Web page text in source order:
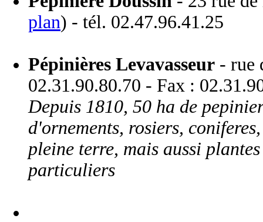
plan) - tél. 02.47.96.41.25
Pépinières Levavasseur - rue
02.31.90.80.70 - Fax :
Depuis 1810, 50 ha de
d'ornements, rosiers,
pleine terre, mais aussi
particuliers